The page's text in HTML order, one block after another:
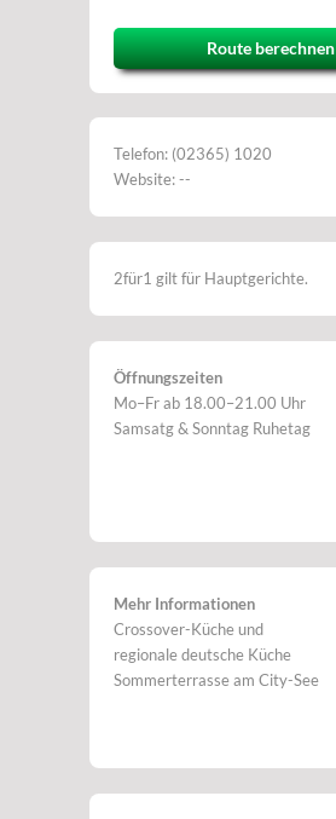
Route berechnen
Telefon: (02365) 1020
Website: --
2für1 gilt für Hauptgerichte.
Öffnungszeiten
Mo–Fr ab 18.00–21.00 Uhr
Samsatg & Sonntag Ruhetag
Mehr Informationen
Crossover-Küche und
regionale deutsche Küche
Sommerterrasse am City-See